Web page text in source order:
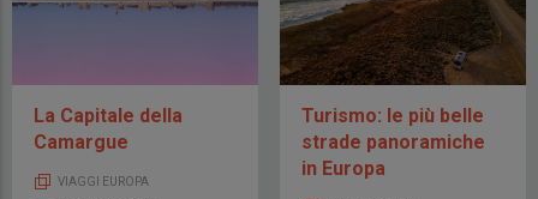
La Capitale della
Camargue
VIAGGI EUROPA
Turismo: le più belle
strade panoramiche
in Europa